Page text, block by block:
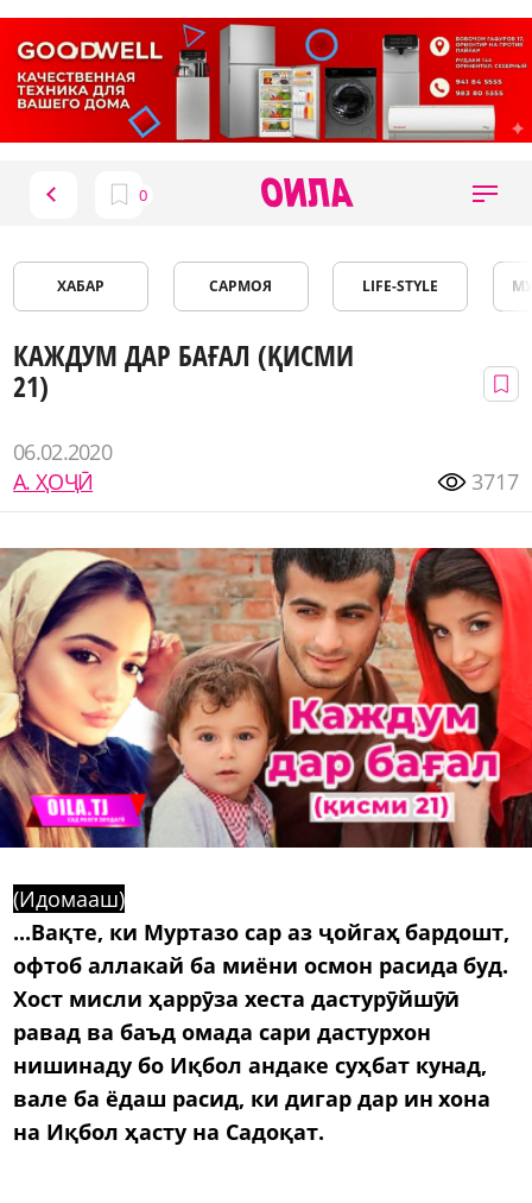
ХАБАР САРМОЯ LIFE-STYLE
КАЖДУМ ДАР БАҒАЛ (ҚИСМИ
21)
06.02.2020
А. ҲОҶӢ
3717
(Идомааш)
...Вақте, ки Муртазо сар аз ҷойгаҳ бардошт,
офтоб аллакай ба миёни осмон расида буд.
Хост мисли ҳаррӯза хеста дастурӯйшӯӣ
равад ва баъд омада сари дастурхон
нишинаду бо Иқбол андаке суҳбат кунад,
вале ба ёдаш расид, ки дигар дар ин хона
на Иқбол ҳасту на Садоқат.